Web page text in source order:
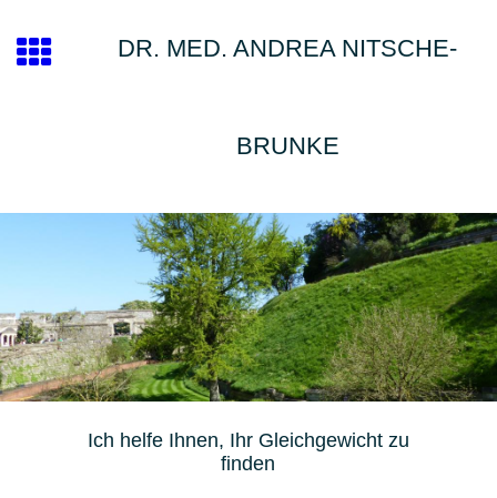
DR. MED. ANDREA NITSCHE-
BRUNKE
Ich helfe Ihnen, Ihr Gleichgewicht zu
finden